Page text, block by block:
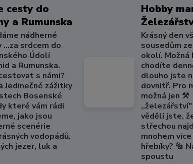
cesty do
a Rumunska
nádherné
...za srdcem do
Údolí
a Rumunska.
s námi?
Jedinečné zážitky
Bosenské
které vám rádi
jako jsou
scenérie
vodopádů,
jezer, luk a
Hobby
Krásný den
sousedům
okolí. Možná
chodíte
dlouho jste
dovnitř. Pro
možná jen ⚒️
věděli jste,
střechou
mnohem
hřebíky? 🔩
spoustu